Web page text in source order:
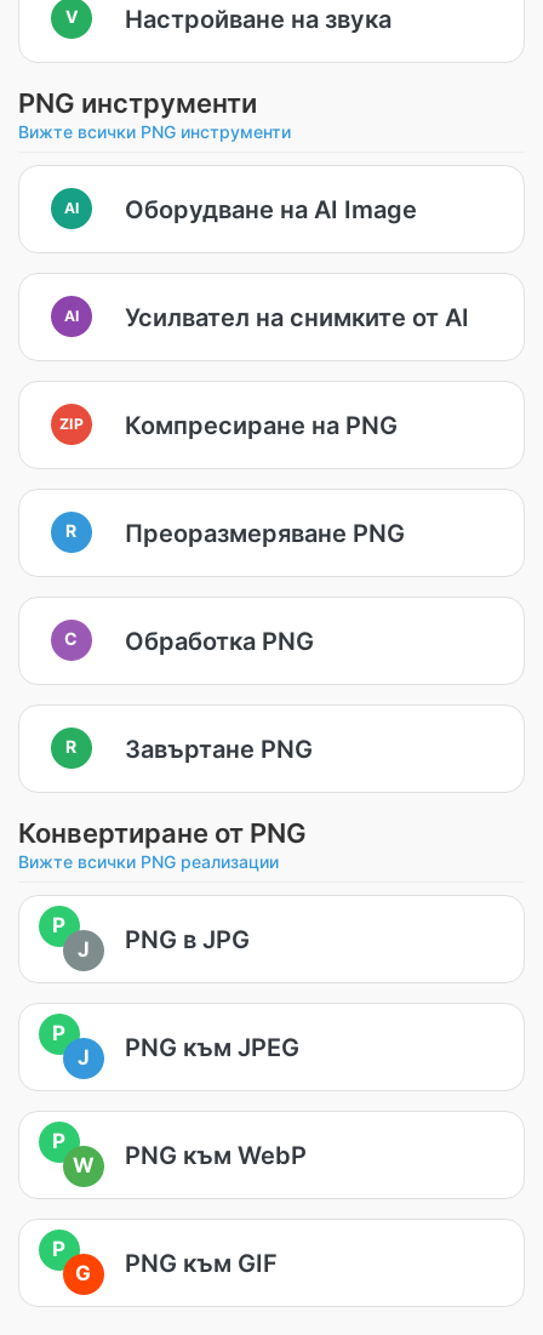
V Настройване на звука
PNG инструменти
Вижте всички PNG инструменти
AI Оборудване на AI Image
AI Усилвател на снимките от AI
ZIP Компресиране на PNG
R Преоразмеряване PNG
C Обработка PNG
R Завъртане PNG
Конвертиране от PNG
Вижте всички PNG реализации
P
J
PNG в JPG
P
J
PNG към JPEG
P
W
PNG към WebP
P
G
PNG към GIF